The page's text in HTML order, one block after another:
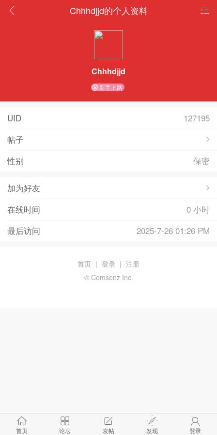
Chhhdjjd的个人资料
Chhhdjjd
新手上路
UID
127195
帖子
性别
保密
加为好友
在线时间
0 小时
最后访问
2025-7-26 01:26 PM
首页 论坛 发帖 发现 登录
首页 | 登录 | 注册
© Comsenz Inc.